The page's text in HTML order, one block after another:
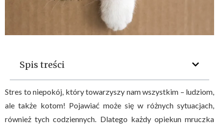
Spis treści
Stres to niepokój, który towarzyszy nam wszystkim – ludziom,
ale także kotom! Pojawiać może się w różnych sytuacjach,
również tych codziennych. Dlatego każdy opiekun mruczka